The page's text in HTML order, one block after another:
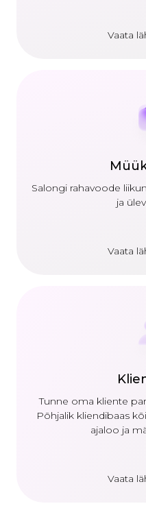
Vaata
Salongi rahavoode
ja
Vaata
Tunne oma kliente
Põhjalik kliendibaas
ajaloo ja
Vaata